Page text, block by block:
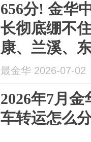
656分! 金华
长彻底绷不
康、兰溪、
磐安中考分
最金华 2026-07-02
2026年7月
车转运怎么